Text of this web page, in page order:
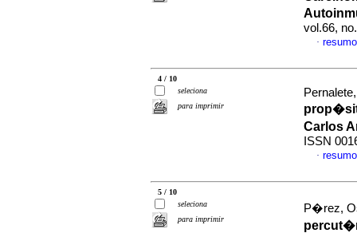
vol.66,
·
4 / 10
seleciona
para imprimir
Carlos
ISSN
·
5 / 10
seleciona
para imprimir
P�rez,